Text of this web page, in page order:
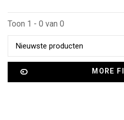
Toon 1 - 0 van 0
Nieuwste producten
MORE